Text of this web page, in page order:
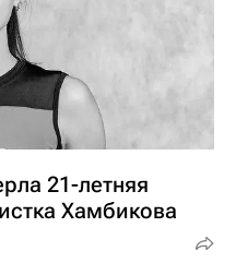
21-летняя
Хамбикова